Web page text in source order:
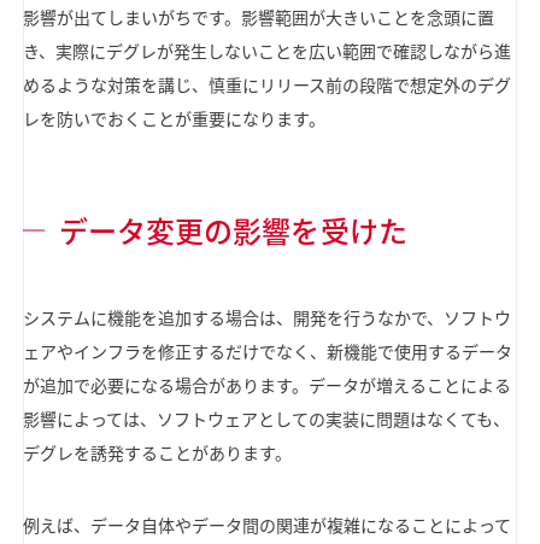
影響が出てしまいがちです。影響範囲が大きいことを念頭に置
き、実際にデグレが発生しないことを広い範囲で確認しながら進
めるような対策を講じ、慎重にリリース前の段階で想定外のデグ
レを防いでおくことが重要になります。
データ変更の影響を受けた
システムに機能を追加する場合は、開発を行うなかで、ソフトウ
ェアやインフラを修正するだけでなく、新機能で使用するデータ
が追加で必要になる場合があります。データが増えることによる
影響によっては、ソフトウェアとしての実装に問題はなくても、
デグレを誘発することがあります。
例えば、データ自体やデータ間の関連が複雑になることによって